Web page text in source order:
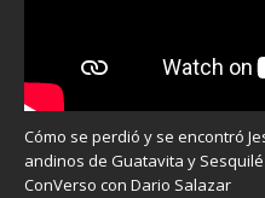
Cómo se perdió y se encontró
andinos de Guatavita y
ConVerso con Dario Salazar